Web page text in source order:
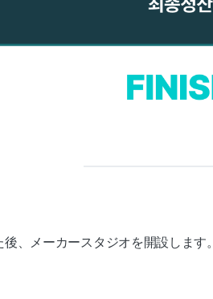
、メーカースタジオを開設します。